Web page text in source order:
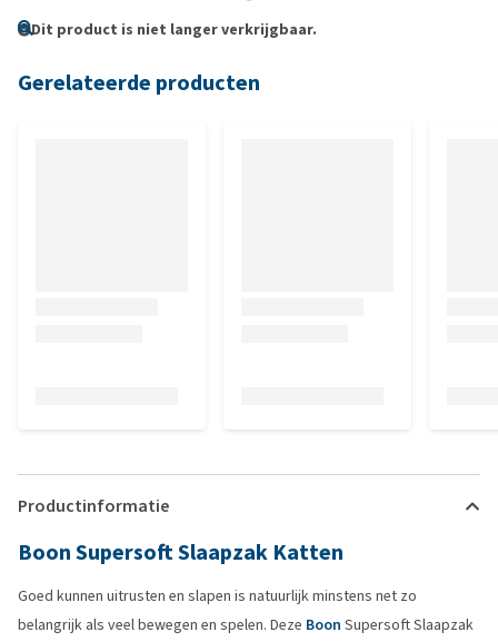
Dit product is niet langer verkrijgbaar.
Gerelateerde producten
Productinformatie
Boon Supersoft Slaapzak Katten
Goed kunnen uitrusten en slapen is natuurlijk minstens net zo
belangrijk als veel bewegen en spelen. Deze Boon Supersoft Slaapzak